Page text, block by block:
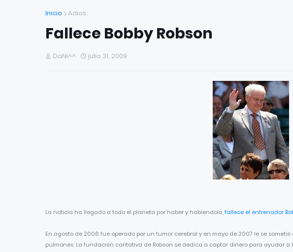
Inicio Adios
Fallece Bobby Robson
DaNi^^ julio 31, 2009
La noticia ha llegado a todo el planeta por haber y habiendolo, fallece el entrenador
En agosto de 2006 fue operado por un tumor cerebral y en mayo de 2007 le se
pulmones. La fundación caritativa de Robson se dedica a captar dinero para ayudar a